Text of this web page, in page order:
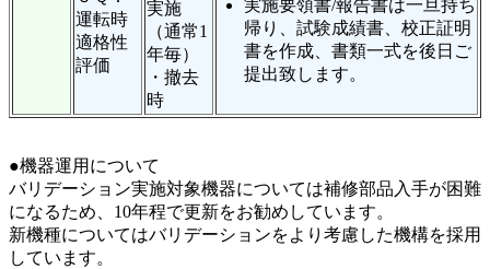
運転時
適格性
評価
実施
（通常1
年毎）
・撤去
時
実施要領書/報告書は一旦持ち
帰り、試験成績書、校正証明
書を作成、書類一式を後日ご
提出致します。
●機器運用について
バリデーション実施対象機器については補修部品入手が困難
になるため、10年程で更新をお勧めしています。
新機種についてはバリデーションをより考慮した機構を採用
しています。